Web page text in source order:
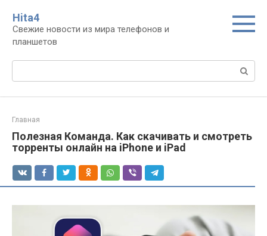
контенту
Нita4
Свежие новости из мира телефонов и
планшетов
Поиск:
Главная
Полезная Команда. Как скачивать и смотреть
торренты онлайн на iPhone и iPad